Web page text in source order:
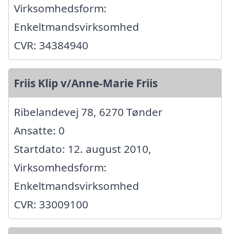
Virksomhedsform:
Enkeltmandsvirksomhed
CVR: 34384940
Friis Klip v/Anne-Marie Friis
Ribelandevej 78, 6270 Tønder
Ansatte: 0
Startdato: 12. august 2010,
Virksomhedsform:
Enkeltmandsvirksomhed
CVR: 33009100